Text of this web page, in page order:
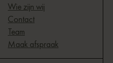
Wie zijn wij
Contact
Team
Maak afspraak